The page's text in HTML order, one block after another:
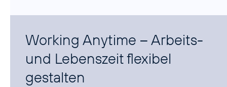
Working Anytime – Arbeits-
und Lebenszeit flexibel
gestalten